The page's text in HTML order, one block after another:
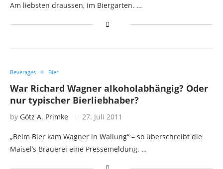
Am liebsten draussen, im Biergarten. …
Beverages Bier
War Richard Wagner alkoholabhängig? Oder
nur typischer Bierliebhaber?
by Götz A. Primke 27. Juli 2011
„Beim Bier kam Wagner in Wallung“ – so überschreibt die
Maisel’s Brauerei eine Pressemeldung. …